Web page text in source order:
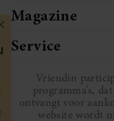
Magazine
Service
Vriendin
programma’s,
ontvangt voor
website wordt